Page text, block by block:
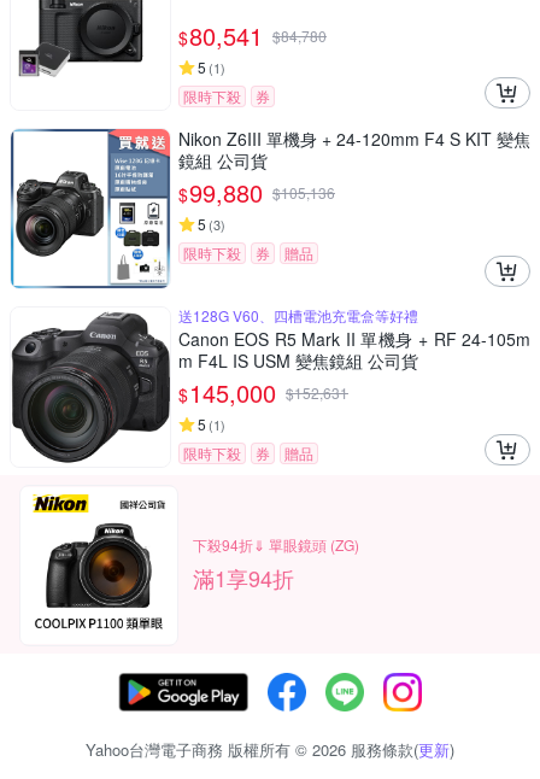
$80,541 $84,780
5 (1)
限時下殺 券
Nikon Z6III 單機身 + 24-120mm F4 S KIT 變焦
鏡組 公司貨
$99,880 $105,136
5 (3)
限時下殺 券 贈品
送128G V60、四槽電池充電盒等好禮
Canon EOS R5 Mark II 單機身 + RF 24-105m
m F4L IS USM 變焦鏡組 公司貨
$145,000 $152,631
5 (1)
限時下殺 券 贈品
下殺94折⇓ 單眼鏡頭 (ZG)
滿1享94折
Yahoo台灣電子商務 版權所有 © 2026 服務條款(更新)